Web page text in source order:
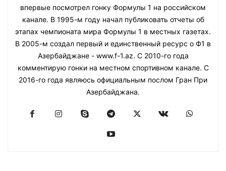
впервые посмотрел гонку Формулы 1 на российском
канале. В 1995-м году начал публиковать отчеты об
этапах чемпионата мира Формулы 1 в местных газетах.
В 2005-м создал первый и единственный ресурс о Ф1 в
Азербайджане - www.f-1.az. С 2010-го года
комментирую гонки на местном спортивном канале. С
2016-го года являюсь официальным послом Гран При
Азербайджана.